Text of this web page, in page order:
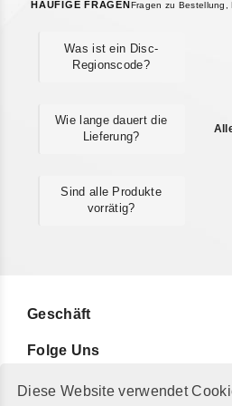
Diese Website verwendet
HÄUFIGE FRAGEN Fragen zu
Was ist ein Disc-
Regionscode?
Wie lange dauert die
Lieferung?
Sind alle Produkte
vorrätig?
Geschäft
Folge Uns
Zu Ihrer Information